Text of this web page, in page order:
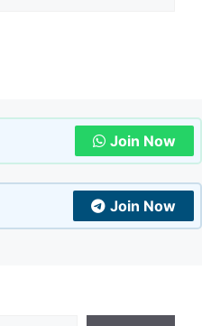
Join Now
Join Now